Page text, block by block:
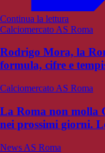
Continua la lettura
Calciomercato AS Roma
Rodrigo Mora, la
formula, cifre e
Calciomercato AS Roma
La Roma non molla
nei prossimi giorni.
News AS Roma